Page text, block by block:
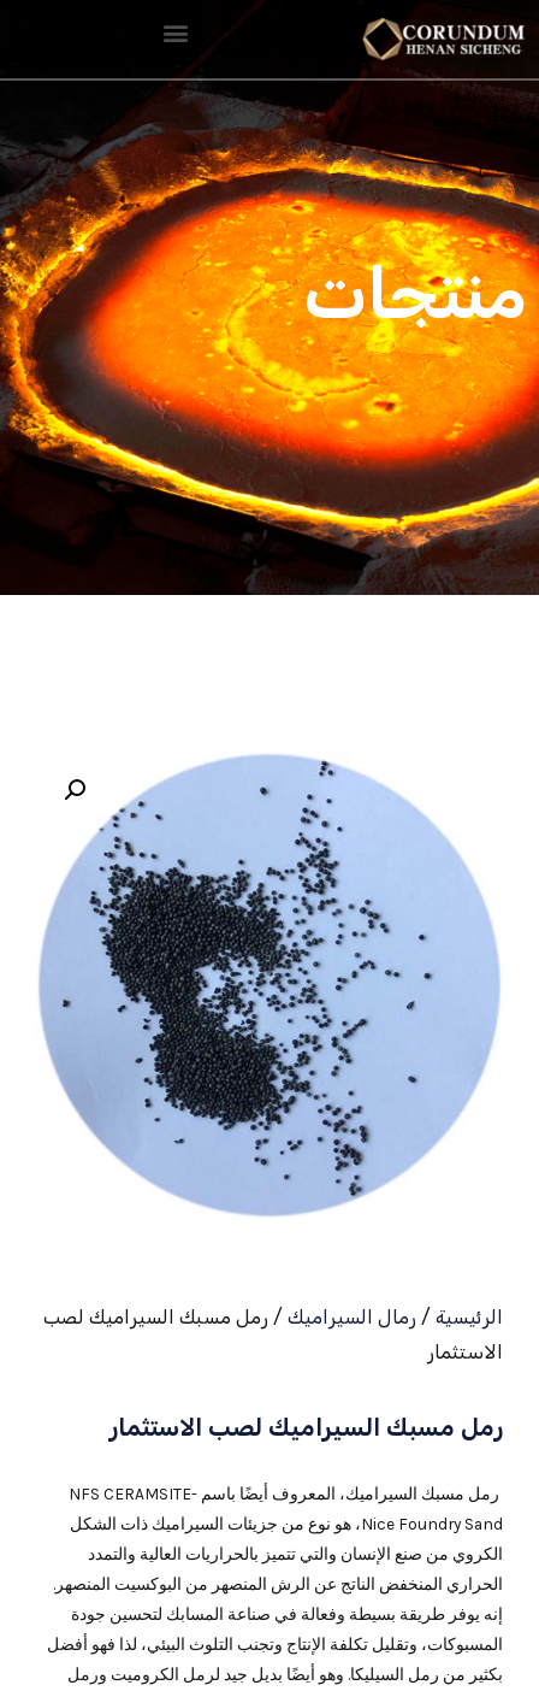
منتجات
الرئيسية / رمال السيراميك / رمل مسبك السيراميك لصب
الاستثمار
رمل مسبك السيراميك لصب الاستثمار
رمل مسبك السيراميك، المعروف أيضًا باسم NFS CERAMSITE-
Nice Foundry Sand، هو نوع من جزيئات السيراميك ذات الشكل
الكروي من صنع الإنسان والتي تتميز بالحراريات العالية والتمدد
الحراري المنخفض الناتج عن الرش المنصهر من البوكسيت المنصهر.
إنه يوفر طريقة بسيطة وفعالة في صناعة المسابك لتحسين جودة
المسبوكات، وتقليل تكلفة الإنتاج وتجنب التلوث البيئي، لذا فهو أفضل
بكثير من رمل السيليكا. وهو أيضًا بديل جيد لرمل الكروميت ورمل